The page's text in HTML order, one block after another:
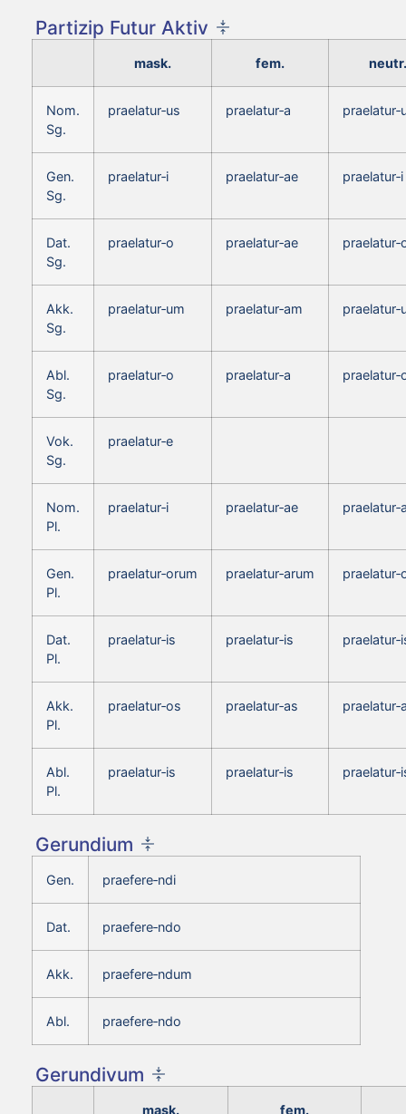
Partizip Futur Aktiv
mask. fem. neutr.
Nom.
Sg.
praelatur‑us praelatur‑a
Gen.
Sg.
praelatur‑i praelatur‑ae praelatur‑i
Dat.
Sg.
praelatur‑o praelatur‑ae
Akk.
Sg.
praelatur‑um praelatur‑am
Abl.
Sg.
praelatur‑o praelatur‑a
Vok.
Sg.
praelatur‑e
Nom.
Pl.
praelatur‑i praelatur‑ae
Gen.
Pl.
praelatur‑orum praelatur‑arum
Dat.
Pl.
praelatur‑is praelatur‑is
Akk.
Pl.
praelatur‑os praelatur‑as
Abl.
Pl.
praelatur‑is praelatur‑is
Gerundium
Gen. praefere‑ndi
Dat. praefere‑ndo
Akk. praefere‑ndum
Abl. praefere‑ndo
Gerundivum
mask. fem.